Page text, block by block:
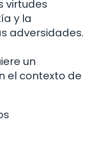
virtudes
y la
adversidades.
un
el contexto de